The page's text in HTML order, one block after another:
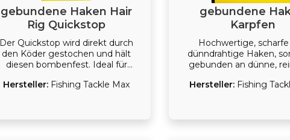
gebundene Haken Hair
Rig Quickstop
Der Quickstop wird direkt durch
den Köder gestochen und hält
diesen bombenfest. Ideal für
weichen Köder, wie Pellets, Mais,
Hersteller: Fishing Tackle Max
gebundene
Karpfen
Hochwertige,
dünndrahtige Haken,
gebunden an dünne,
sind schon viele Fische
auf jede Fischart und
Hersteller: Fishing